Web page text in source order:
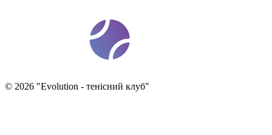
© 2026 "Evolution - тенісний клуб"